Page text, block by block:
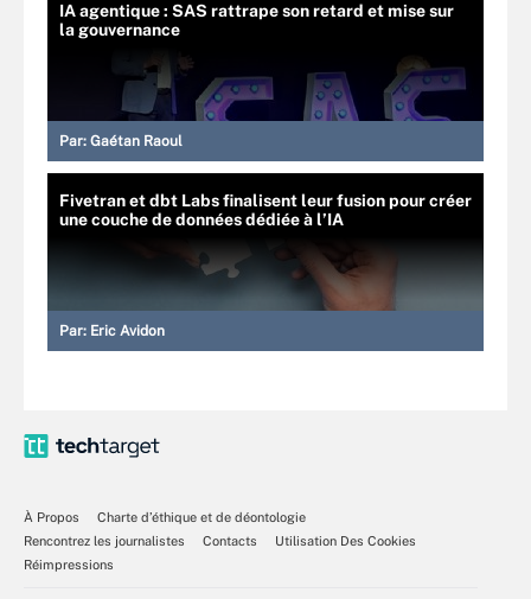
IA agentique : SAS rattrape son retard et mise sur
la gouvernance
Par: Gaétan Raoul
Fivetran et dbt Labs finalisent leur fusion pour créer
une couche de données dédiée à l’IA
Par: Eric Avidon
À Propos
Charte d’éthique et de déontologie
Rencontrez les journalistes
Contacts
Utilisation Des Cookies
Réimpressions